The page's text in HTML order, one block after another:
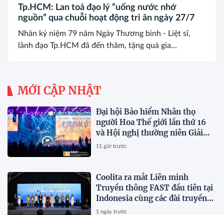
Tp.HCM: Lan toả đạo lý “uống nước nhớ
nguồn” qua chuỗi hoạt động tri ân ngày 27/7
Nhân kỷ niệm 79 năm Ngày Thương binh - Liệt sĩ,
lãnh đạo Tp.HCM đã đến thăm, tặng quà gia...
MỚI CẬP NHẬT
Đại hội Bảo hiểm Nhân thọ
người Hoa Thế giới lần thứ 16
và Hội nghị thường niên Giải
thưởng Rồng Quốc tế (IDA)
11 giờ trước
Coolita ra mắt Liên minh
Truyền thông FAST đầu tiên tại
Indonesia cùng các đài truyền
hình hàng đầu
1 ngày trước